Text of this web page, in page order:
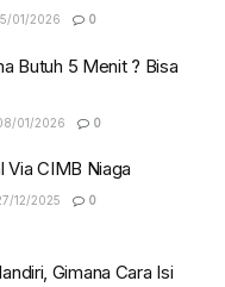
01/2026 0
Butuh 5 Menit ? Bisa
01/2026 0
Via CIMB Niaga
12/2025 0
Gimana Cara Isi